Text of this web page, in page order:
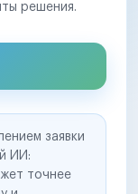
решения.
заявки
ИИ:
точнее